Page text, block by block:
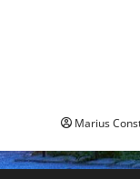
Marius